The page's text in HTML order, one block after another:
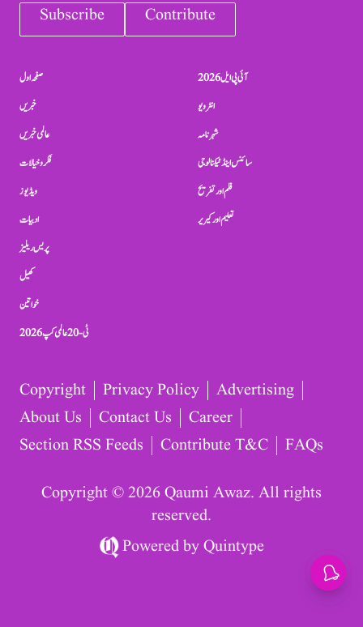
Subscribe Contribute
صفحہ اول
خبریں
عالمی خبریں
فکر و خیالات
ویڈیوز
ادبیات
پریس ریلیز
کھیل
خواتین
ٹی-20 عالمی کپ 2026
آئی پی ایل 2026
انٹرویو
شہرنامہ
سائنس اینڈ ٹیکنالوجی
فلم اور تفریح
تعلیم اور کیریر
Copyright Privacy Policy
Advertising
About Us
Contact Us
Career
Section RSS Feeds
Contribute T&C FAQs
Copyright © 2026 Qaumi Awaz. All rights
reserved.
Powered byQuintype